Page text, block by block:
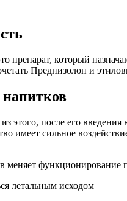
препарат, который
Преднизолон и
этого, после его
имеет сильное
функционирование
летальным исходом